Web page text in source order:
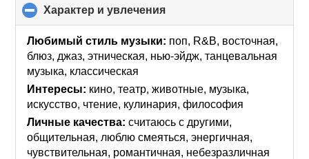
Характер и увлечения
to
collapse
contents
Любимый стиль музыки: поп, R&B, восточная,
блюз, джаз, этническая, нью-эйдж, танцевальная
музыка, классическая
Интересы: кино, театр, животные, музыка,
искусcтво, чтение, кулинария, философия
Личные качества: считаюсь с другими,
общительная, люблю смеяться, энергичная,
чувствительная, романтичная, небезразличная